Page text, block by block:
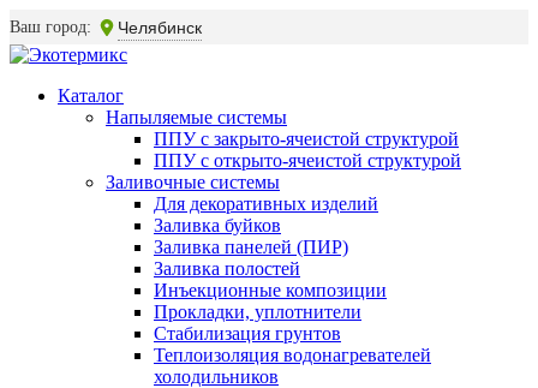
Ваш город: Челябинск
Каталог
Напыляемые системы
ППУ с закрыто-ячеистой структурой
ППУ с открыто-ячеистой структурой
Заливочные системы
Для декоративных изделий
Заливка буйков
Заливка панелей (ПИР)
Заливка полостей
Инъекционные композиции
Прокладки, уплотнители
Стабилизация грунтов
Теплоизоляция водонагревателей
холодильников